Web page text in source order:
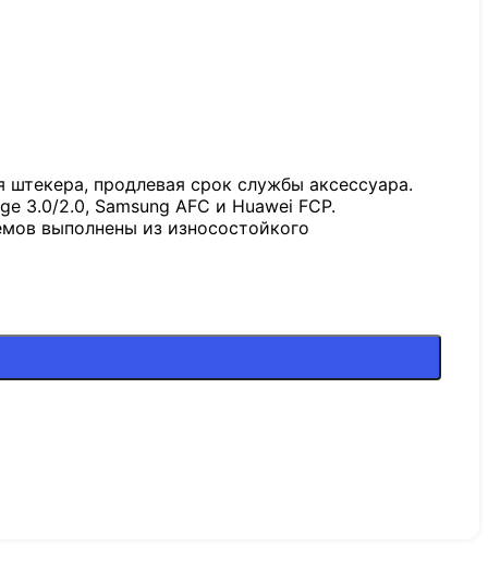
продлевая срок службы аксессуара.
3.0/2.0, Samsung AFC и Huawei FCP.
выполнены из износостойкого